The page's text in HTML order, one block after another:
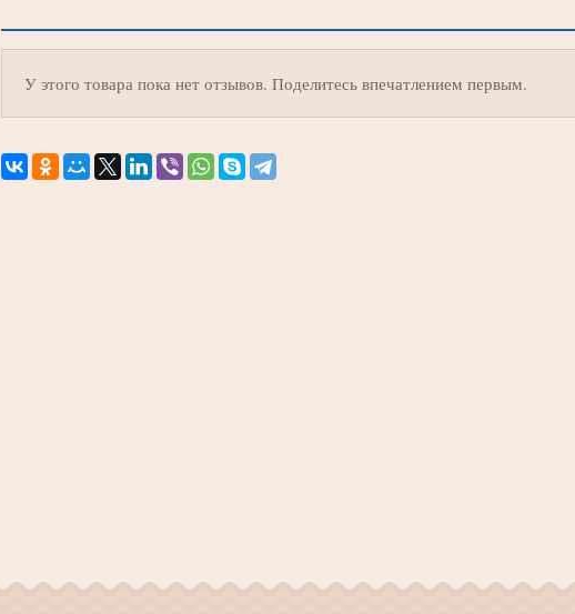
У этого товара пока нет отзывов. Поделитесь впечатлением первым.